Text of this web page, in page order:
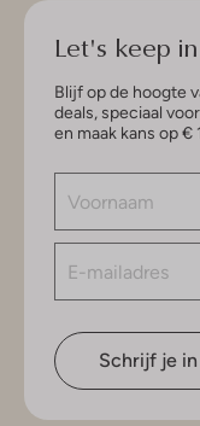
Let's keep
Blijf op de hoogte
deals, speciaal
en maak kans op
Schrijf je in